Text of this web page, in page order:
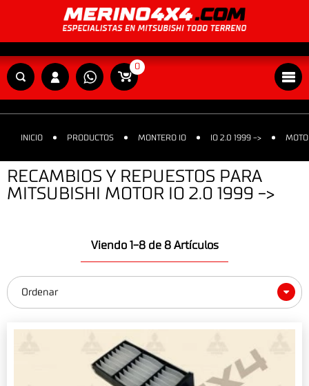
0
INICIO PRODUCTOS MONTERO IO IO 2.0 1999 ->
RECAMBIOS Y REPUESTOS PARA
MITSUBISHI MOTOR IO 2.0 1999 ->
Viendo 1-8 de 8 Artículos
Ordenar